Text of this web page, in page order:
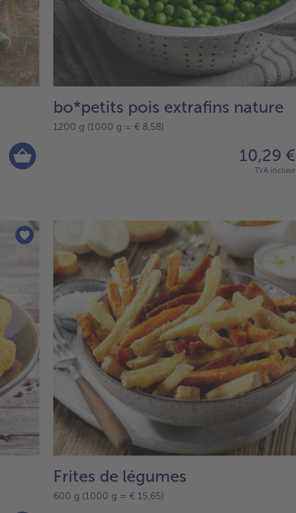
bo*petits pois extrafins nature
1200 g (1000 g = € 8,58)
10,29 €
TVA incluse
Frites de légumes
600 g (1000 g = € 15,65)